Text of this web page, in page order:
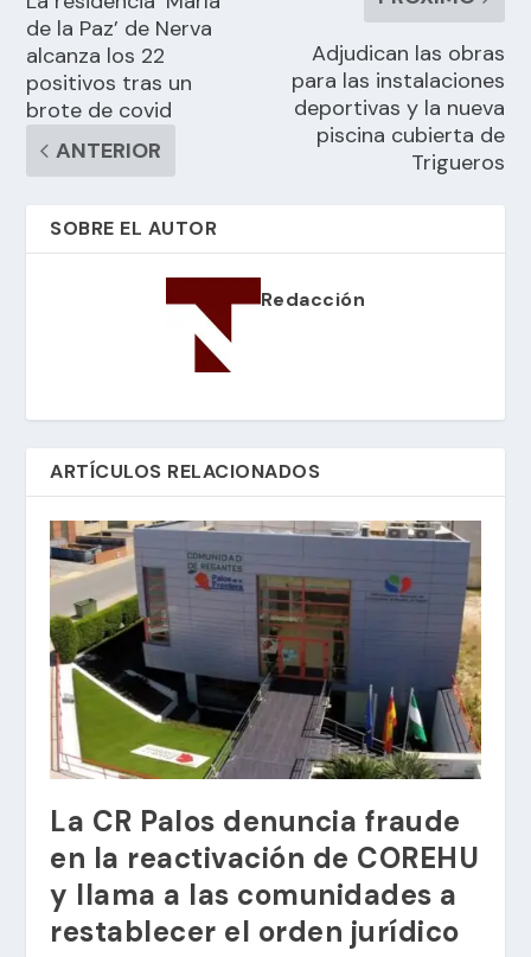
de la Paz’ de Nerva
alcanza los 22
positivos tras un
brote de covid
ANTERIOR
Adjudican las obras
para las instalaciones
deportivas y la nueva
piscina cubierta de
Trigueros
SOBRE EL AUTOR
Redacción
ARTÍCULOS RELACIONADOS
La CR Palos denuncia fraude
en la reactivación de COREHU
y llama a las comunidades a
restablecer el orden jurídico